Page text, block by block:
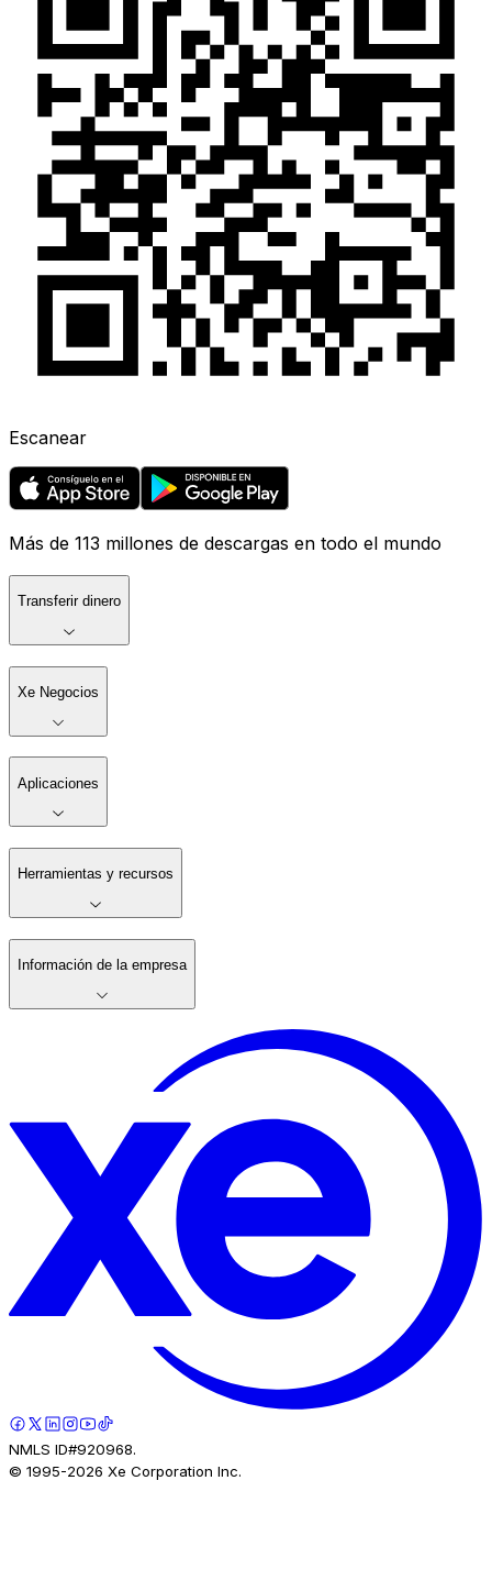
Escanear
Más de 113 millones de descargas en todo el mundo
Transferir dinero
Xe Negocios
Aplicaciones
Herramientas y recursos
Información de la empresa
NMLS ID#920968.
© 1995-2026 Xe Corporation Inc.